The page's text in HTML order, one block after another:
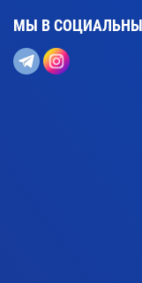
МЫ В